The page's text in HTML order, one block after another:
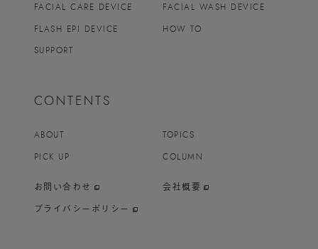
FACIAL CARE DEVICE FACIAL WASH DEVICE
FLASH EPI DEVICE
SUPPORT
HOW TO
CONTENTS
ABOUT TOPICS
PICK UP COLUMN
会社概要
お問い合わせ
プライバシーポリシー